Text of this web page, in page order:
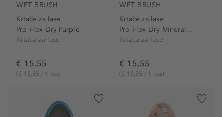
WET BRUSH
Krtače za lase
Pro Flex Dry Purple
Krtača za lase
€ 15,55
(€ 15,55 / 1 kos)
WET BRUSH
Krtače za lase
Pro Flex Dry Mineral...
Krtača za lase
€ 15,55
(€ 15,55 / 1 kos)